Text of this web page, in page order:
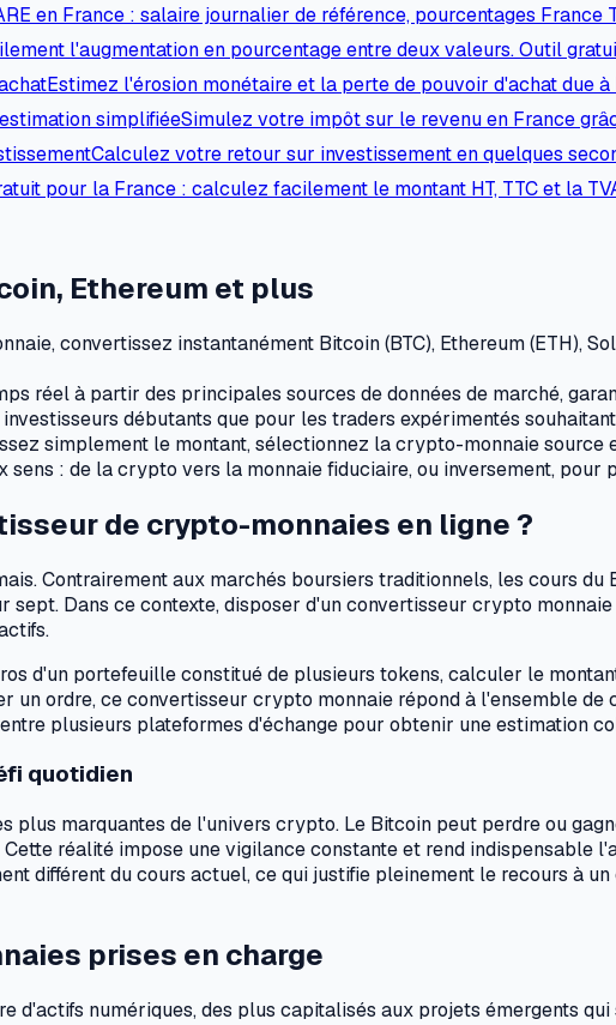
en France : salaire journalier de référence, pourcentages France
l'augmentation en pourcentage entre deux valeurs. Outil
Estimez l'érosion monétaire et la perte de pouvoir d'achat due
simplifiéeSimulez votre impôt sur le revenu en France
Calculez votre retour sur investissement en quelques
pour la France : calculez facilement le montant HT, TTC et la
Ethereum et plus
convertissez instantanément Bitcoin (BTC), Ethereum (ETH),
réel à partir des principales sources de données de marché,
débutants que pour les traders expérimentés
simplement le montant, sélectionnez la crypto-monnaie
sens : de la crypto vers la monnaie fiduciaire, ou inversement,
de crypto-monnaies en ligne ?
Contrairement aux marchés boursiers traditionnels, les cours
sept. Dans ce contexte, disposer d'un convertisseur crypto
d'un portefeuille constitué de plusieurs tokens, calculer le
un ordre, ce convertisseur crypto monnaie répond à l'ensemble
plusieurs plateformes d'échange pour obtenir une estimation
quotidien
marquantes de l'univers crypto. Le Bitcoin peut perdre ou
réalité impose une vigilance constante et rend indispensable
différent du cours actuel, ce qui justifie pleinement le recours à
prises en charge
d'actifs numériques, des plus capitalisés aux projets émergents